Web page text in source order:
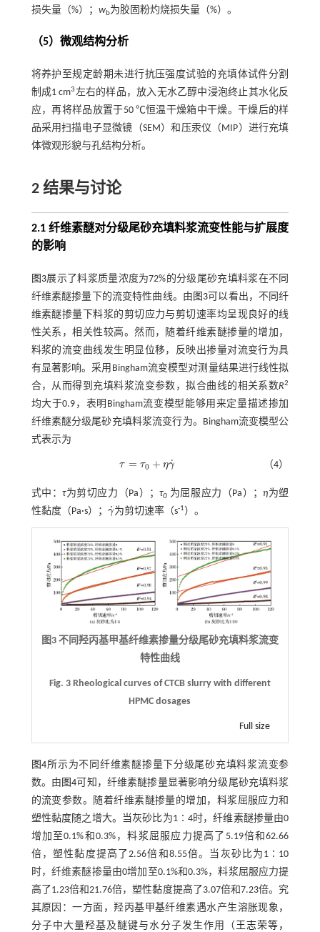
损失量（%）； w b为胶固粉灼烧损失量（%）。
（5）微观结构分析
将养护至规定龄期未进行抗压强度试验的充填体试件分割
制成1 cm3左右的样品，放入无水乙醇中浸泡终止其水化反
应，再将样品放置于50 ℃恒温干燥箱中干燥。干燥后的样
品采用扫描电子显微镜（SEM）和压汞仪（MIP）进行充填
体微观形貌与孔结构分析。
2 结果与讨论
2.1 纤维素醚对分级尾砂充填料浆流变性能与扩展度
的影响
图3展示了料浆质量浓度为72%的分级尾砂充填料浆在不同
纤维素醚掺量下的流变特性曲线。由 图3可以看出，不同纤
维素醚掺量下料浆的剪切应力与剪切速率均呈现良好的线
性关系，相关性较高。然而，随着纤维素醚掺量的增加，
料浆的流变曲线发生明显位移，反映出掺量对流变行为具
有显著影响。采用Bingham流变模型对测量结果进行线性拟
合，从而得到充填料浆流变参数，拟合曲线的相关系数R2
均大于0.9，表明Bingham流变模型能够用来定量描述掺加
纤维素醚分级尾砂充填料浆流变行为。Bingham流变模型公
式表示为
τ = τ0 + ηγ
˙
τ= τ0 +ηγ ˙ （4）
式中：τ为剪切应力（Pa）；τ0 为屈服应力（Pa）； η为塑
性黏度（Pa·s）； γ
˙
γ˙为剪切速率（s-1）。
图3 不同羟丙基甲基纤维素掺量分级尾砂充填料浆流变
特性曲线
Fig. 3 Rheological curves of CTCB slurry with different
HPMC dosages
Full size
图4所示为不同纤维素醚掺量下分级尾砂充填料浆流变参
数。由 图4可知，纤维素醚掺量显著影响分级尾砂充填料浆
的流变参数。随着纤维素醚掺量的增加，料浆屈服应力和
塑性黏度随之增大。当灰砂比为1∶4时，纤维素醚掺量由0
增加至0.1%和0.3%，料浆屈服应力提高了5.19倍和62.66
倍，塑性黏度提高了2.56倍和8.55倍。当灰砂比为1∶10
时，纤维素醚掺量由0增加至0.1%和0.3%，料浆屈服应力提
高了1.23倍和21.76倍，塑性黏度提高了3.07倍和7.23倍。究
其原因：一方面，羟丙基甲基纤维素遇水产生溶胀现象，
分子中大量羟基及醚键与水分子发生作用（ 王志荣等，